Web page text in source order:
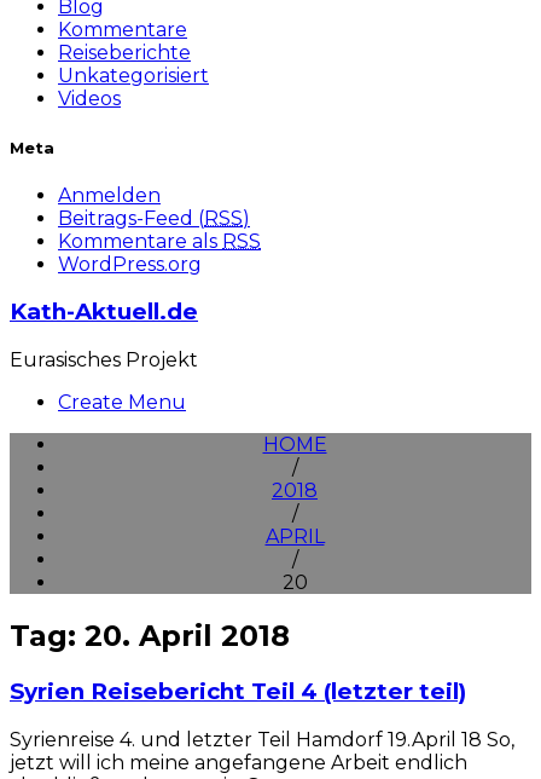
Blog
Kommentare
Reiseberichte
Unkategorisiert
Videos
Meta
Anmelden
Beitrags-Feed (RSS)
Kommentare als RSS
WordPress.org
Kath-Aktuell.de
Eurasisches Projekt
Create Menu
HOME
/
2018
/
APRIL
/
20
Tag: 20. April 2018
Syrien Reisebericht Teil 4 (letzter teil)
Syrienreise 4. und letzter Teil Hamdorf 19.April 18 So,
jetzt will ich meine angefangene Arbeit endlich